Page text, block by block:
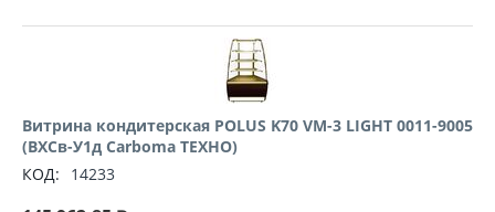
Витрина кондитерская POLUS K70 VM-3 LIGHT 0011-9005
(ВХСв-У1д Carboma ТЕХНО)
КОД:
14233